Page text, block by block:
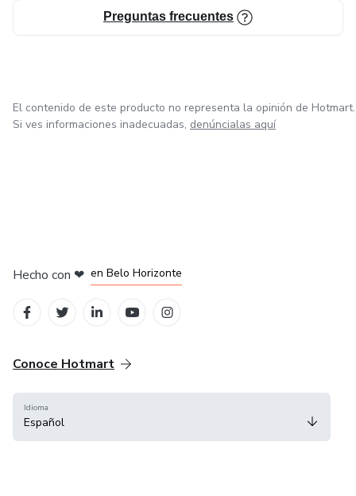
Preguntas frecuentes
El contenido de este producto no representa la opinión de Hotmart.
Si ves informaciones inadecuadas, denúncialas aquí
Hecho con ❤ en Belo Horizonte
Conoce Hotmart
Idioma
Español